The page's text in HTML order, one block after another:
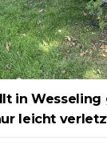
in Wesseling
leicht